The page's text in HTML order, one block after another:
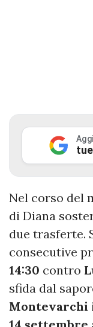
Nel corso del
di Diana
due trasferte.
consecutive
14:30 contro
sfida dal
Montevarchi